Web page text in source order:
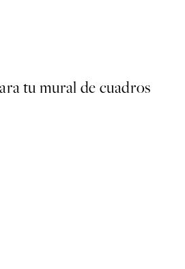
tu mural de cuadros